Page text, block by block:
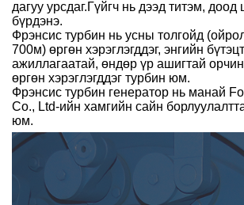
дагуу урсдаг.Гүйгч нь дээд титэм, доод
бүрдэнэ.
Фрэнсис турбин нь усны толгойд
700м) өргөн хэрэглэгддэг, энгийн
ажиллагаатай, өндөр үр ашигтай
өргөн хэрэглэгддэг турбин юм.
Фрэнсис турбин генератор нь манай
Co., Ltd-ийн хамгийн сайн
юм.